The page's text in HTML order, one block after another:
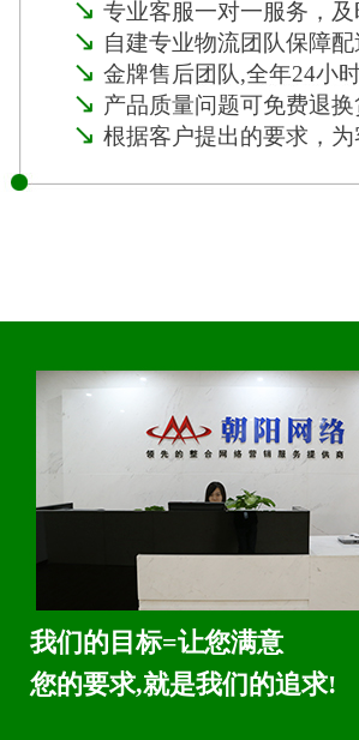
↘ 专业客服一对一服务，
↘ 自建专业物流团队保障
↘ 金牌售后团队,全年24小
↘ 产品质量问题可免费退换
↘ 根据客户提出的要求，为
我们的目标=让您满意
您的要求,就是我们的追求!